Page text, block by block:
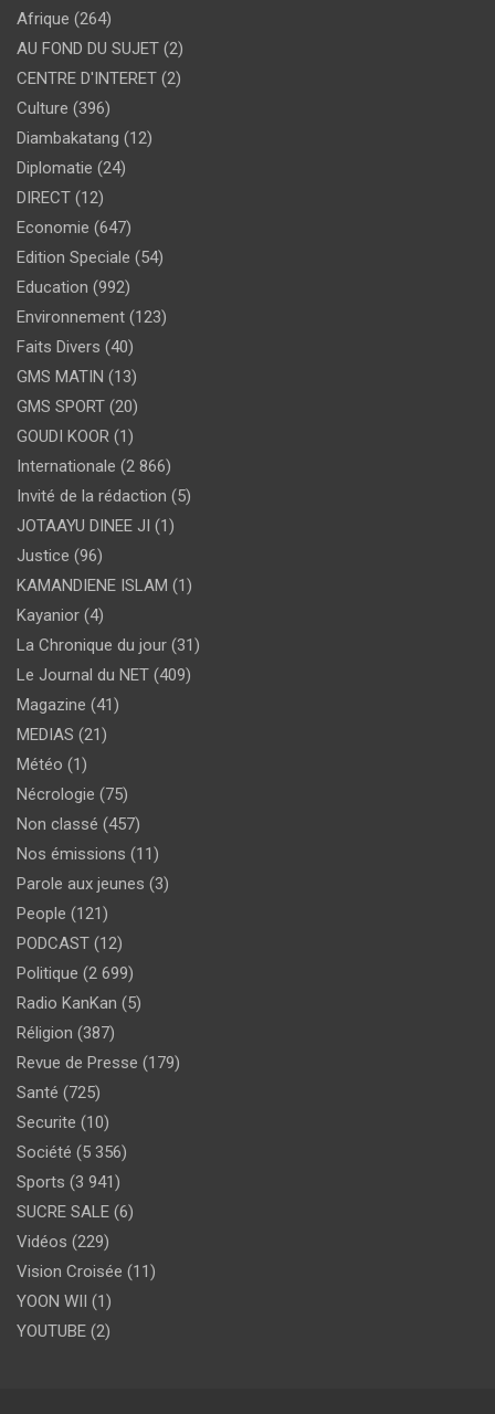
Afrique (264)
AU FOND DU SUJET (2)
CENTRE D'INTERET (2)
Culture (396)
Diambakatang (12)
Diplomatie (24)
DIRECT (12)
Economie (647)
Edition Speciale (54)
Education (992)
Environnement (123)
Faits Divers (40)
GMS MATIN (13)
GMS SPORT (20)
GOUDI KOOR (1)
Internationale (2 866)
Invité de la rédaction (5)
JOTAAYU DINEE JI (1)
Justice (96)
KAMANDIENE ISLAM (1)
Kayanior (4)
La Chronique du jour (31)
Le Journal du NET (409)
Magazine (41)
MEDIAS (21)
Météo (1)
Nécrologie (75)
Non classé (457)
Nos émissions (11)
Parole aux jeunes (3)
People (121)
PODCAST (12)
Politique (2 699)
Radio KanKan (5)
Réligion (387)
Revue de Presse (179)
Santé (725)
Securite (10)
Société (5 356)
Sports (3 941)
SUCRE SALE (6)
Vidéos (229)
Vision Croisée (11)
YOON WII (1)
YOUTUBE (2)